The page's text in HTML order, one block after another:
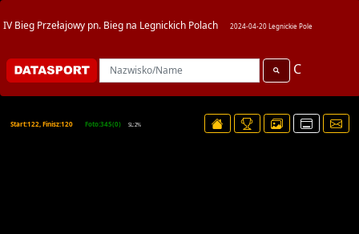
IV Bieg Przełajowy pn. Bieg na Legnickich Polach 2024-04-20 Legnickie Pole
C
Start:122, Finisz:120 Foto:345(0) SL:2%